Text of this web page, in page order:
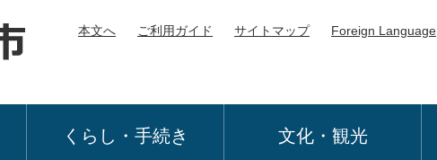
本文へ ご利用ガイド サイトマップ Foreign Language
くらし・手続き 文化・観光